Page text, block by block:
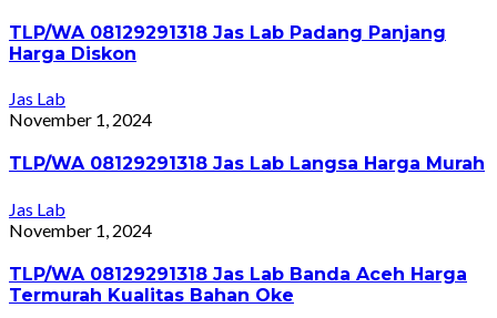
TLP/WA 08129291318 Jas Lab Padang Panjang
Harga Diskon
Jas Lab
November 1, 2024
TLP/WA 08129291318 Jas Lab Langsa Harga Murah
Jas Lab
November 1, 2024
TLP/WA 08129291318 Jas Lab Banda Aceh Harga
Termurah Kualitas Bahan Oke